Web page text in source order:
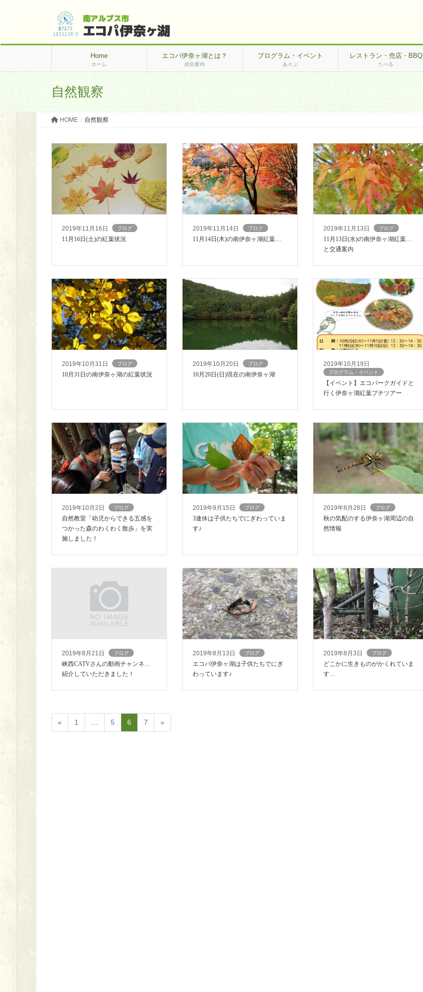
Home
ホーム
エコパ伊奈ヶ湖とは？
総合案内
プログラム・イベント
あそぶ
レストラン・売店・BBQ
たべる
自然観察
HOME 自然観察
2019年11月16日 ブログ
11月16日(土)の紅葉状況
2019年11月14日 ブログ
11月14日(木)の南伊奈ヶ湖紅葉情報
2019年11月13日 ブログ
11月13日(水)の南伊奈ヶ湖紅葉情報
と交通案内
2019年10月31日 ブログ
10月31日の南伊奈ヶ湖の紅葉状況
2019年10月20日 ブログ
10月20日(日)現在の南伊奈ヶ湖
2019年10月19日
プログラム・イベント
【イベント】エコパークガイドと
行く伊奈ヶ湖紅葉プチツアー
2019年10月2日 ブログ
自然教室「幼児からできる五感を
つかった森のわくわく散歩」を実
施しました！
2019年9月15日 ブログ
3連休は子供たちでにぎわっていま
す♪
2019年8月28日 ブログ
秋の気配のする伊奈ヶ湖周辺の自
然情報
2019年8月21日 ブログ
峡西CATVさんの動画チャンネルに
紹介していただきました！
2019年8月13日 ブログ
エコパ伊奈ヶ湖は子供たちでにぎ
わっています♪
2019年8月3日 ブログ
どこかに生きものがかくれていま
す…
« 1 5 6 7 »